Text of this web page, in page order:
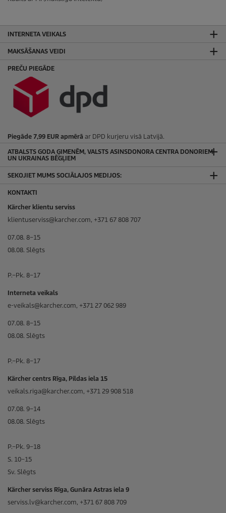
ē
m
INTERNETA VEIKALS
MAKSĀŠANAS VEIDI
PREČU PIEGĀDE
Piegāde 7,99 EUR apmērā ar DPD kurjeru visā Latvijā.
ATBALSTS GODA ĢIMENĒM, VALSTS ASINSDONORA CENTRA DONORIEM
UN UKRAINAS BĒGĻIEM
SEKOJIET MUMS SOCIĀLAJOS MEDIJOS:
KONTAKTI
Kärcher klientu serviss
klientuserviss@karcher.com, +371 67 808 707
07.08. 8–15
08.08. Slēgts
P.–Pk. 8–17
Interneta veikals
e-veikals@karcher.com, +371 27 062 989
07.08. 8–15
08.08. Slēgts
P.–Pk. 8–17
Kärcher centrs Rīga, Pildas iela 15
veikals.riga@karcher.com, +371 29 908 518
07.08. 9–14
08.08. Slēgts
P.–Pk. 9–18
S. 10–15
Sv. Slēgts
Kärcher serviss Rīga, Gunāra Astras iela 9
serviss.lv@karcher.com, +371 67 808 709